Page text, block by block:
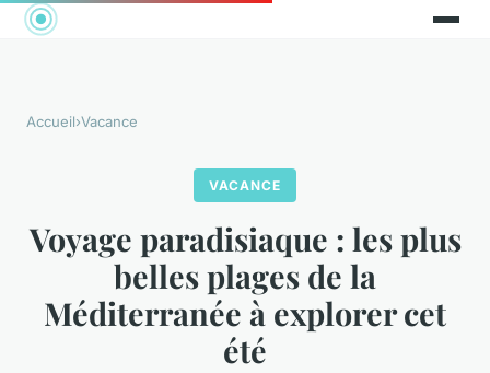
Accueil›Vacance
VACANCE
Voyage paradisiaque : les plus
belles plages de la
Méditerranée à explorer cet
été